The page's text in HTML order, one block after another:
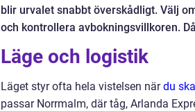
blir urvalet snabbt överskådligt. Välj
och kontrollera avbokningsvillkoren.
Läge och logistik
Läget styr ofta hela vistelsen närdu
passar Norrmalm, där tåg, Arlanda